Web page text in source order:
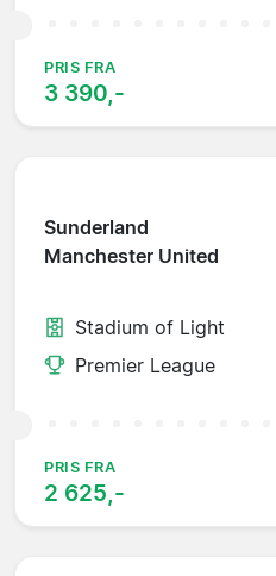
PRIS FRA
3 390,-
Sunderland
Manchester United
Stadium of Light
Premier League
PRIS FRA
2 625,-